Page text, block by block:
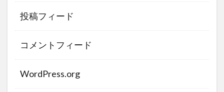
投稿フィード
コメントフィード
WordPress.org